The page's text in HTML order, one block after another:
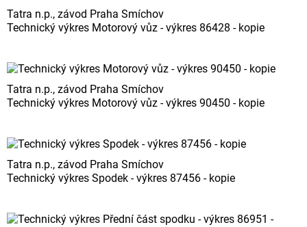
Tatra n.p., závod Praha Smíchov
Technický výkres Motorový vůz - výkres 86428 - kopie
Tatra n.p., závod Praha Smíchov
Technický výkres Motorový vůz - výkres 90450 - kopie
Tatra n.p., závod Praha Smíchov
Technický výkres Spodek - výkres 87456 - kopie